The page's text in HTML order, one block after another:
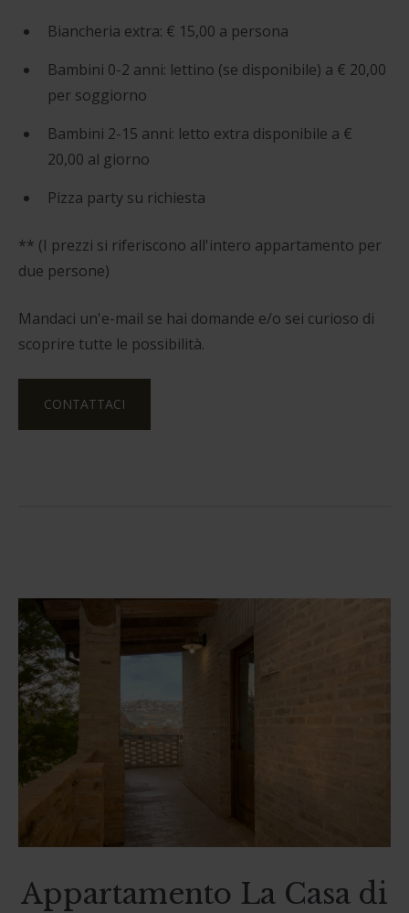
Biancheria extra: € 15,00 a persona
Bambini 0-2 anni: lettino (se disponibile) a € 20,00
per soggiorno
Bambini 2-15 anni: letto extra disponibile a €
20,00 al giorno
Pizza party su richiesta
** (I prezzi si riferiscono all'intero appartamento per
due persone)
Mandaci un'e-mail se hai domande e/o sei curioso di
scoprire tutte le possibilità.
CONTATTACI
Appartamento La Casa di